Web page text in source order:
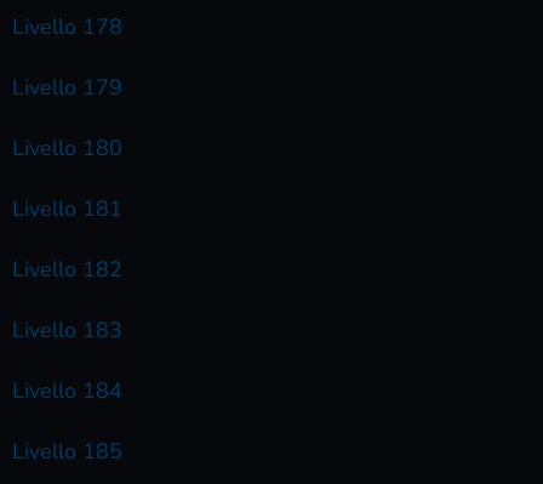
Livello 178
Livello 179
Livello 180
Livello 181
Livello 182
Livello 183
Livello 184
Livello 185